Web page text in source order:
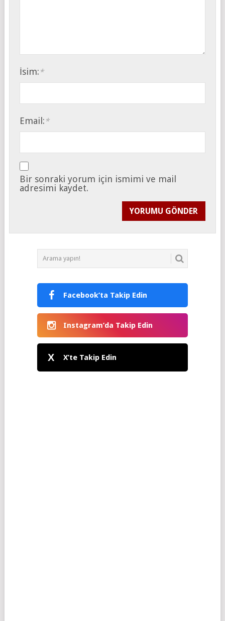
İsim: *
Email: *
Bir sonraki yorum için ismimi ve mail
adresimi kaydet.
Facebook’ta Takip Edin
Instagram’da Takip Edin
X X’te Takip Edin